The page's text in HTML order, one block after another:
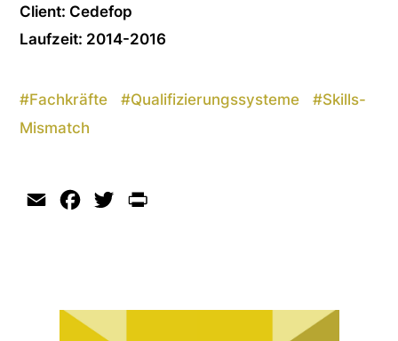
Client: Cedefop
Laufzeit: 2014-2016
#Fachkräfte #Qualifizierungssysteme #Skills-
Mismatch
Email Facebook
Twitter